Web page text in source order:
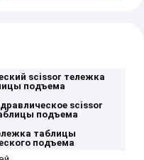
scissor тележка
подъема
scissor
подъема
таблицы
подъема